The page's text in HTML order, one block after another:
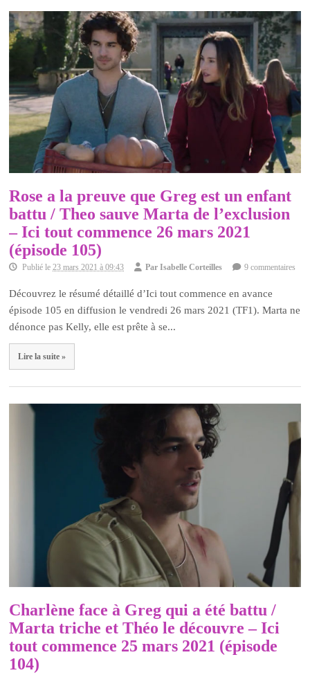
Rose a la preuve que Greg est un enfant
battu / Theo sauve Marta de l’exclusion
– Ici tout commence 26 mars 2021
(épisode 105)
Publié le 23 mars 2021 à 09:43 ParIsabelle Corteilles 9 commentaires
Découvrez le résumé détaillé d’Ici tout commence en avance
épisode 105 en diffusion le vendredi 26 mars 2021 (TF1). Marta ne
dénonce pas Kelly, elle est prête à se...
Lire la suite »
Charlène face à Greg qui a été battu /
Marta triche et Théo le découvre – Ici
tout commence 25 mars 2021 (épisode
104)